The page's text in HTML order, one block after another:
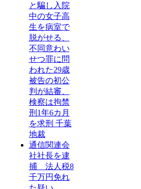
と騙し入院
中の女子高
生を病室で
脱がせる、
不同意わい
せつ罪に問
われた29歳
被告の初公
判が結審、
検察は拘禁
刑1年6カ月
を求刑 千葉
地裁
通信関連会
社社長を逮
捕 法人税8
千万円免れ